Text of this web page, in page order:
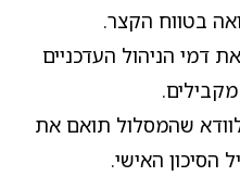
בטווח הקצר.
דמי הניהול העדכניים
שהמסלול תואם את
הסיכון האישי.